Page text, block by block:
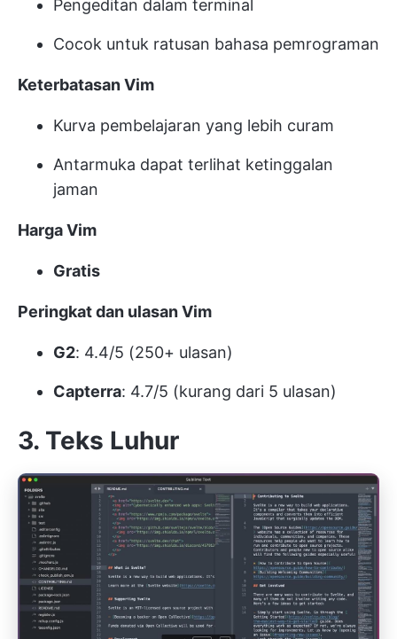
Pengeditan dalam terminal
Cocok untuk ratusan bahasa pemrograman
Keterbatasan Vim
Kurva pembelajaran yang lebih curam
Antarmuka dapat terlihat ketinggalan
jaman
Harga Vim
Gratis
Peringkat dan ulasan Vim
G2: 4.4/5 (250+ ulasan)
Capterra: 4.7/5 (kurang dari 5 ulasan)
3. Teks Luhur